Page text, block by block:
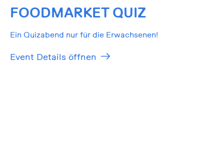
FOODMARKET QUIZ
Ein Quizabend nur für die Erwachsenen!
Event Details öffnen